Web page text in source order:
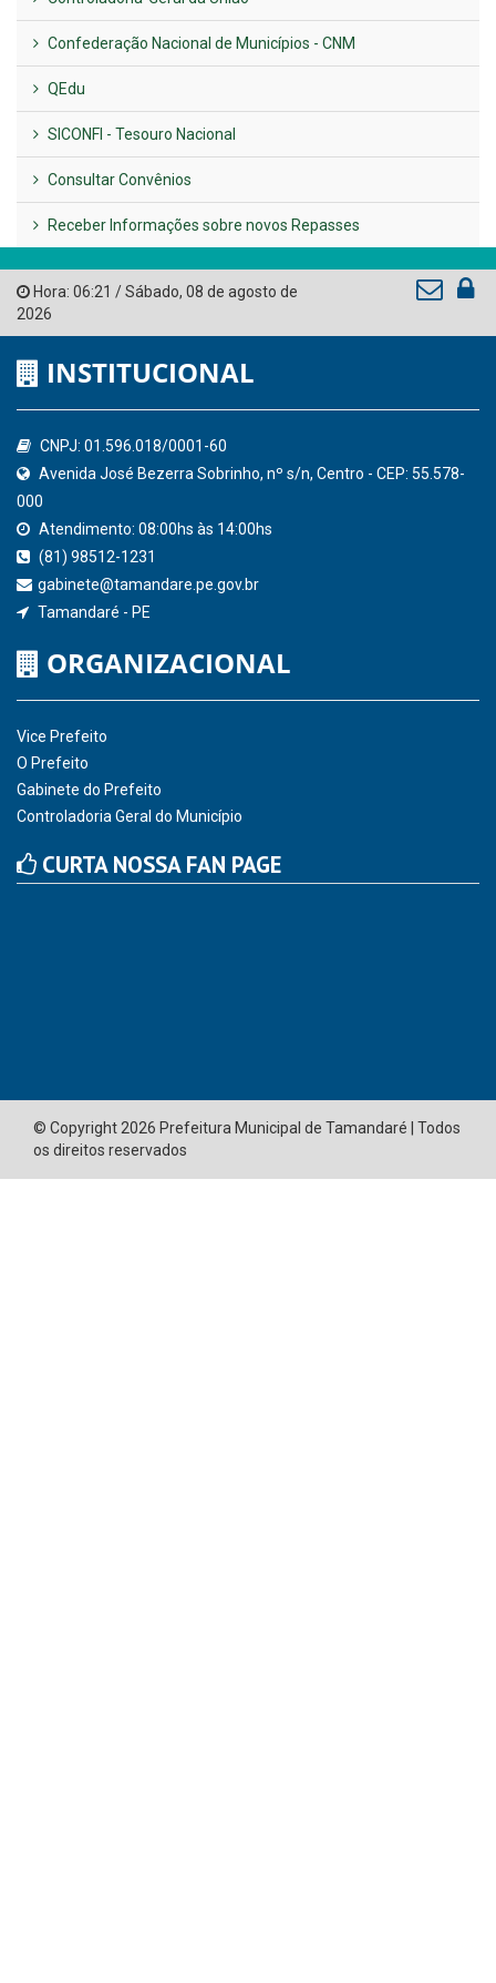
Confederação Nacional de Municípios - CNM
QEdu
SICONFI - Tesouro Nacional
Consultar Convênios
Receber Informações sobre novos Repasses
Hora: 06:21 /Sábado, 08 de agosto de
2026
INSTITUCIONAL
CNPJ: 01.596.018/0001-60
Avenida José Bezerra Sobrinho, nº s/n, Centro - CEP: 55.578-
000
Atendimento: 08:00hs às 14:00hs
(81) 98512-1231
gabinete@tamandare.pe.gov.br
Tamandaré - PE
ORGANIZACIONAL
Vice Prefeito
O Prefeito
Gabinete do Prefeito
Controladoria Geral do Município
CURTA NOSSA FAN PAGE
© Copyright 2026 Prefeitura Municipal de Tamandaré | Todos
os direitos reservados